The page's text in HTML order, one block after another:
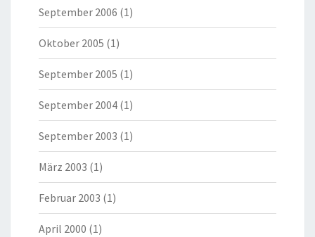
September 2006 (1)
Oktober 2005 (1)
September 2005 (1)
September 2004 (1)
September 2003 (1)
März 2003 (1)
Februar 2003 (1)
April 2000 (1)